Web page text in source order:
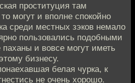
проституция там
могут и вполне спокойно
среди местных зэков немало
пользовались подобными
и вовсе могут иметь
бизнесу.
белая чурка, к
не очень хорошо.